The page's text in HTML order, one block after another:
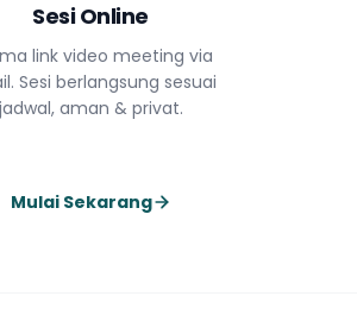
Sesi Online
link video meeting via
Sesi berlangsung sesuai
jadwal, aman & privat.
Mulai Sekarang